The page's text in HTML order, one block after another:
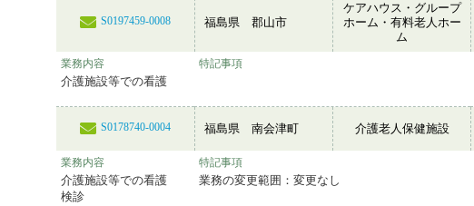
S0197459-0008 福島県 郡山市
ケアハウス・グループ
ホーム・有料老人ホー
ム
業務内容
介護施設等での看護
特記事項
S0178740-0004 福島県 南会津町 介護老人保健施設
業務内容
介護施設等での看護
検診
特記事項
業務の変更範囲：変更なし